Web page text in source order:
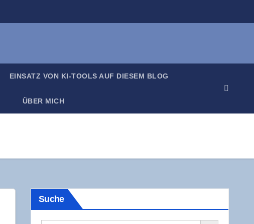
EIN­SATZ VON KI-TOOLS AUF DIE­SEM BLOG
ÜBER MICH
Suche
Search Button